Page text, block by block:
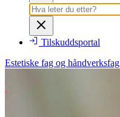
Tilskuddsportal
Estetiske fag og håndverksfag